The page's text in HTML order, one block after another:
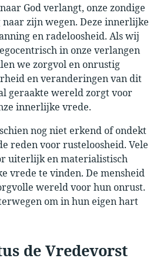
God verlangt, onze zondige
zijn wegen. Deze innerlijke
en radeloosheid. Als wij
in onze verlangen
we zorgvol en onrustig
en veranderingen van dit
geraakte wereld zorgt voor
innerlijke vrede.
nog niet erkend of ondekt
reden voor rusteloosheid. Vele
uiterlijk en materialistisch
vrede te vinden. De mensheid
wereld voor hun onrust.
om in hun eigen hart
de Vredevorst